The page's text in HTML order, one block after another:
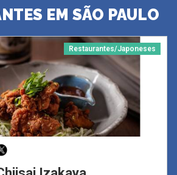
EM SÃO PAULO
Restaurantes/Japoneses